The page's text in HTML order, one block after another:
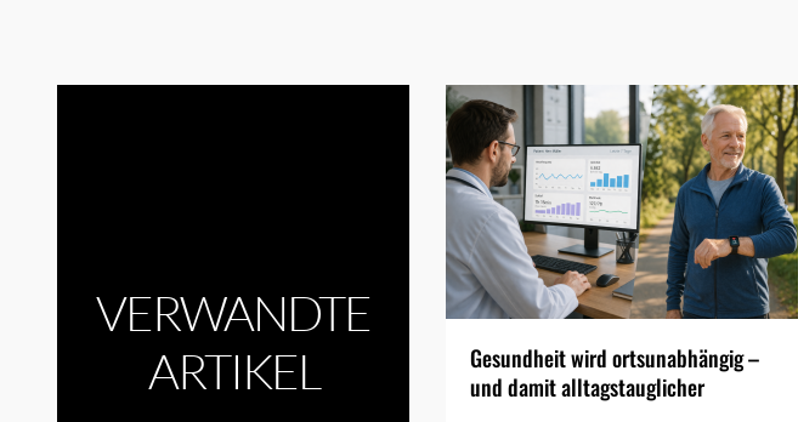
VERWANDTE
ARTIKEL
Gesundheit wird ortsunabhängig –
und damit alltagstauglicher